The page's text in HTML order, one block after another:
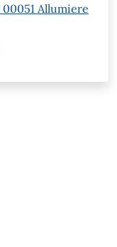
00051 Allumiere